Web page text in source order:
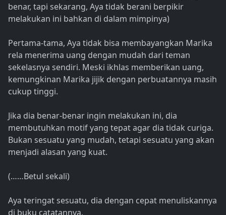
benar, tapi sekarang, Aya tidak berani berpikir
melakukan ini bahkan di dalam mimpinya)
Pertama-tama, Aya tidak bisa membayangkan Marika
rela menerima uang dengan mudah dari teman
sekelasnya sendiri. Meski ikhlas memberikan uang,
kemungkinan Marika jijik dengan perbuatannya masih
cukup tinggi.
Jika dia benar-benar ingin melakukan ini, dia
membutuhkan motif yang tepat agar dia tidak curiga.
Bukan sesuatu yang mudah, tetapi sesuatu yang akan
menjadi alasan yang kuat.
(……Betul sekali)
Aya teringat sesuatu, dia dengan cepat menuliskannya
di buku catatannya.